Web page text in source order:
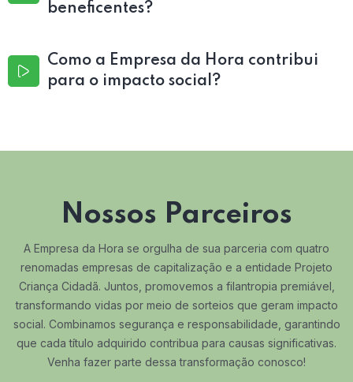
beneficentes?
Como a Empresa da Hora contribui
para o impacto social?
Nossos Parceiros
A Empresa da Hora se orgulha de sua parceria com quatro
renomadas empresas de capitalização e a entidade Projeto
Criança Cidadã. Juntos, promovemos a filantropia premiável,
transformando vidas por meio de sorteios que geram impacto
social. Combinamos segurança e responsabilidade, garantindo
que cada título adquirido contribua para causas significativas.
Venha fazer parte dessa transformação conosco!